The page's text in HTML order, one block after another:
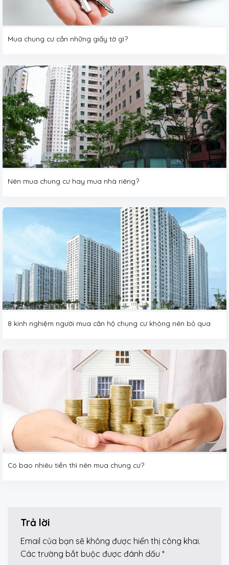
Mua chung cư cần những giấy tờ gì?
Nên mua chung cư hay mua nhà riêng?
8 kinh nghiệm người mua căn hộ chung cư không nên bỏ qua
Có bao nhiêu tiền thì nên mua chung cư?
Trả lời
Email của bạn sẽ không được hiển thị công khai.
Các trường bắt buộc được đánh dấu *